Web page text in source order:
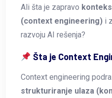
Ali šta je zapravo
(context engineering) i
razvoju AI rešenja?
Šta je Context
Context engineering
strukturiranje ulaza